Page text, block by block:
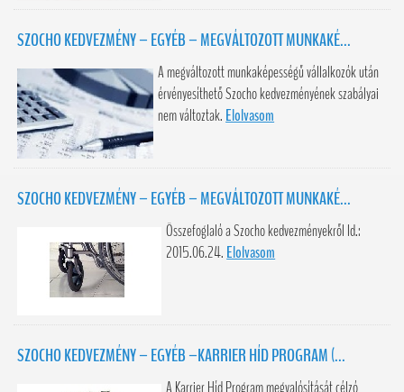
SZOCHO KEDVEZMÉNY – EGYÉB – MEGVÁLTOZOTT MUNKAKÉ...
A megváltozott munkaképességű vállalkozók után
érvényesíthető Szocho kedvezményének szabályai
nem változtak. Elolvasom
SZOCHO KEDVEZMÉNY – EGYÉB – MEGVÁLTOZOTT MUNKAKÉ...
Összefoglaló a Szocho kedvezményekről ld.:
2015.06.24. Elolvasom
SZOCHO KEDVEZMÉNY – EGYÉB –KARRIER HÍD PROGRAM (...
A Karrier Híd Program megvalósítását célzó